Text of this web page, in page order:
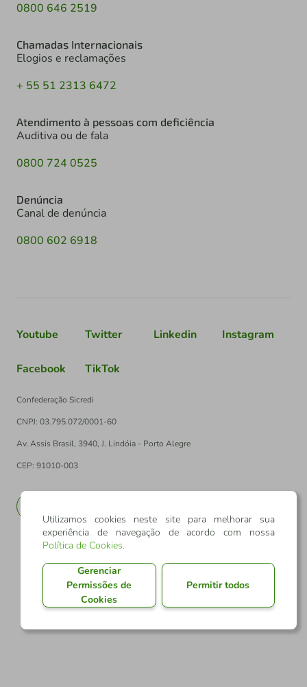
0800 646 2519
Chamadas Internacionais
Elogios e reclamações
+ 55 51 2313 6472
Atendimento à pessoas com deficiência
Auditiva ou de fala
0800 724 0525
Denúncia
Canal de denúncia
0800 602 6918
Youtube Twitter Linkedin Instagram
Facebook TikTok
Confederação Sicredi
CNPJ: 03.795.072/0001-60
Av. Assis Brasil, 3940, J. Lindóia - Porto Alegre
CEP: 91010-003
Utilizamos cookies neste site para melhorar sua
experiência de navegação de acordo com nossa
Política de Cookies.
Gerenciar
Permissões de
Cookies
Permitir todos